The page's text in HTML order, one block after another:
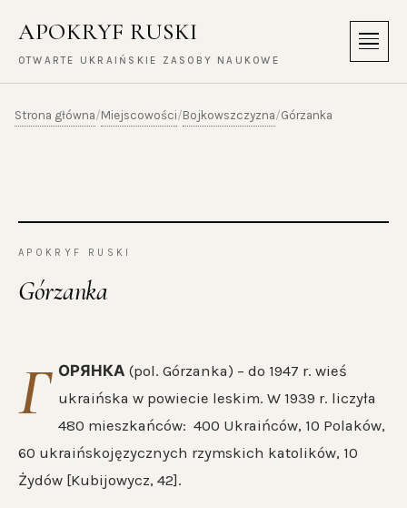
APOKRYF RUSKI
OTWARTE UKRAIŃSKIE ZASOBY NAUKOWE
Menu
Strona główna/Miejscowości/Bojkowszczyzna/Górzanka
APOKRYF RUSKI
Górzanka
Г ОРЯНКА (pol. Górzanka) – do 1947 r. wieś
ukraińska w powiecie leskim. W 1939 r. liczyła
480 mieszkańców: 400 Ukraińców, 10 Polaków,
60 ukraińskojęzycznych rzymskich katolików, 10
Żydów [Kubijowycz, 42].